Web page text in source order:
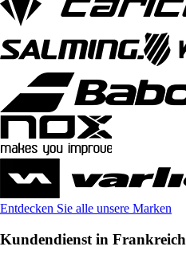
Entdecken Sie alle unsere Marken
Kundendienst in Frankreich